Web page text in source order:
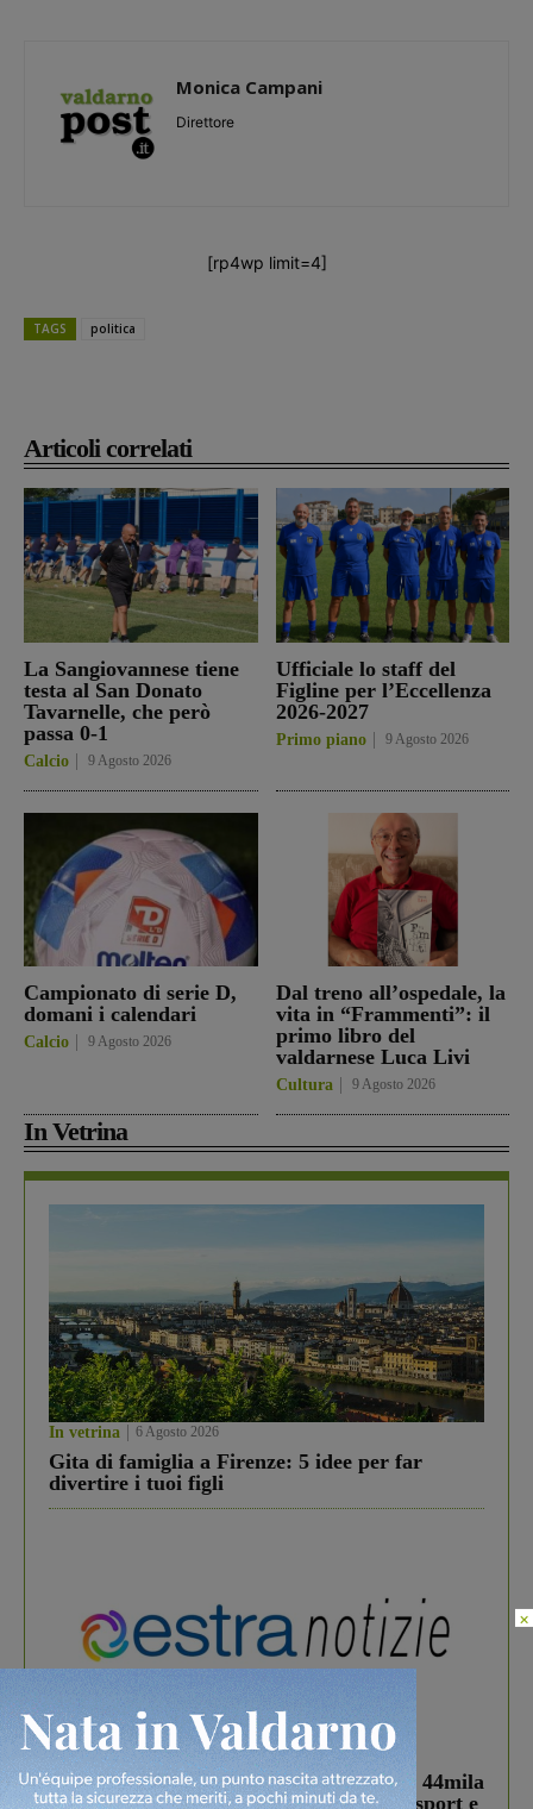
Articoli correlati
La Sangiovannese tiene
testa al San Donato
Tavarnelle, che però
passa 0-1
Calcio 9 Agosto 2026
Ufficiale lo staff del
Figline per l’Eccellenza
2026-2027
Primo piano 9 Agosto 2026
Campionato di serie D,
domani i calendari
Calcio 9 Agosto 2026
Dal treno all’ospedale, la
vita in “Frammenti”: il
primo libro del
valdarnese Luca Livi
Cultura 9 Agosto 2026
In Vetrina
In vetrina 6 Agosto 2026
Gita di famiglia a Firenze: 5 idee per far
divertire i tuoi figli
In vetrina 3 Agosto 2026
Estra Notizie agosto: Smart Cities, oltre 44mila
studenti coinvolti, torna il bando per lo sport e
Monica Campani
Direttore
[rp4wp limit=4]
TAGS politica
×